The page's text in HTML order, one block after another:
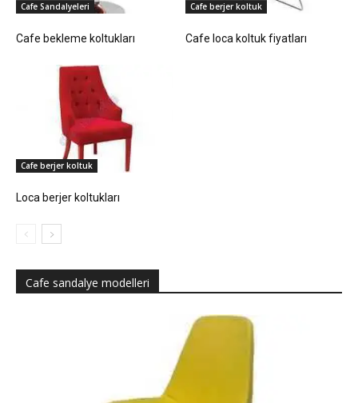
Cafe Sandalyeleri
Cafe bekleme koltukları
Cafe berjer koltuk
Cafe loca koltuk fiyatları
Cafe berjer koltuk
Loca berjer koltukları
Cafe sandalye modelleri